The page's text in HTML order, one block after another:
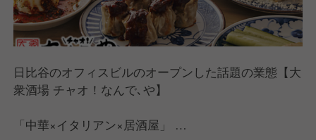
日比谷のオフィスビルのオープンした話題の業態【大
衆酒場 チャオ！なんで､や】
「中華×イタリアン×居酒屋」